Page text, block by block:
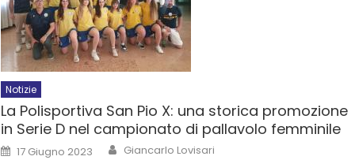
Notizie
La Polisportiva San Pio X: una storica promozione
in Serie D nel campionato di pallavolo femminile
17 Giugno 2023 Giancarlo Lovisari